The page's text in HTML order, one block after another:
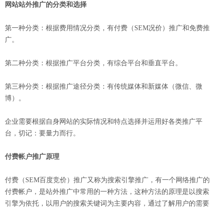
网站站外推广的分类和选择
第一种分类：根据费用情况分类，有付费（SEM况价）推广和免费推
广。
第二种分类：根据推广平台分类，有综合平台和垂直平台。
第三种分类：根据推广途径分类：有传统媒体和新媒体（微信、微
博）。
企业需要根据自身网站的实际情况和特点选择并运用好各类推广平
台，切记：要量力而行。
付费帐户推广原理
付费（SEM百度竞价）推广又称为搜索引擎推广，有一个网络推广的
付费帐户，是站外推广中常用的一种方法，这种方法的原理是以搜索
引擎为依托，以用户的搜索关键词为主要内容，通过了解用户的需要